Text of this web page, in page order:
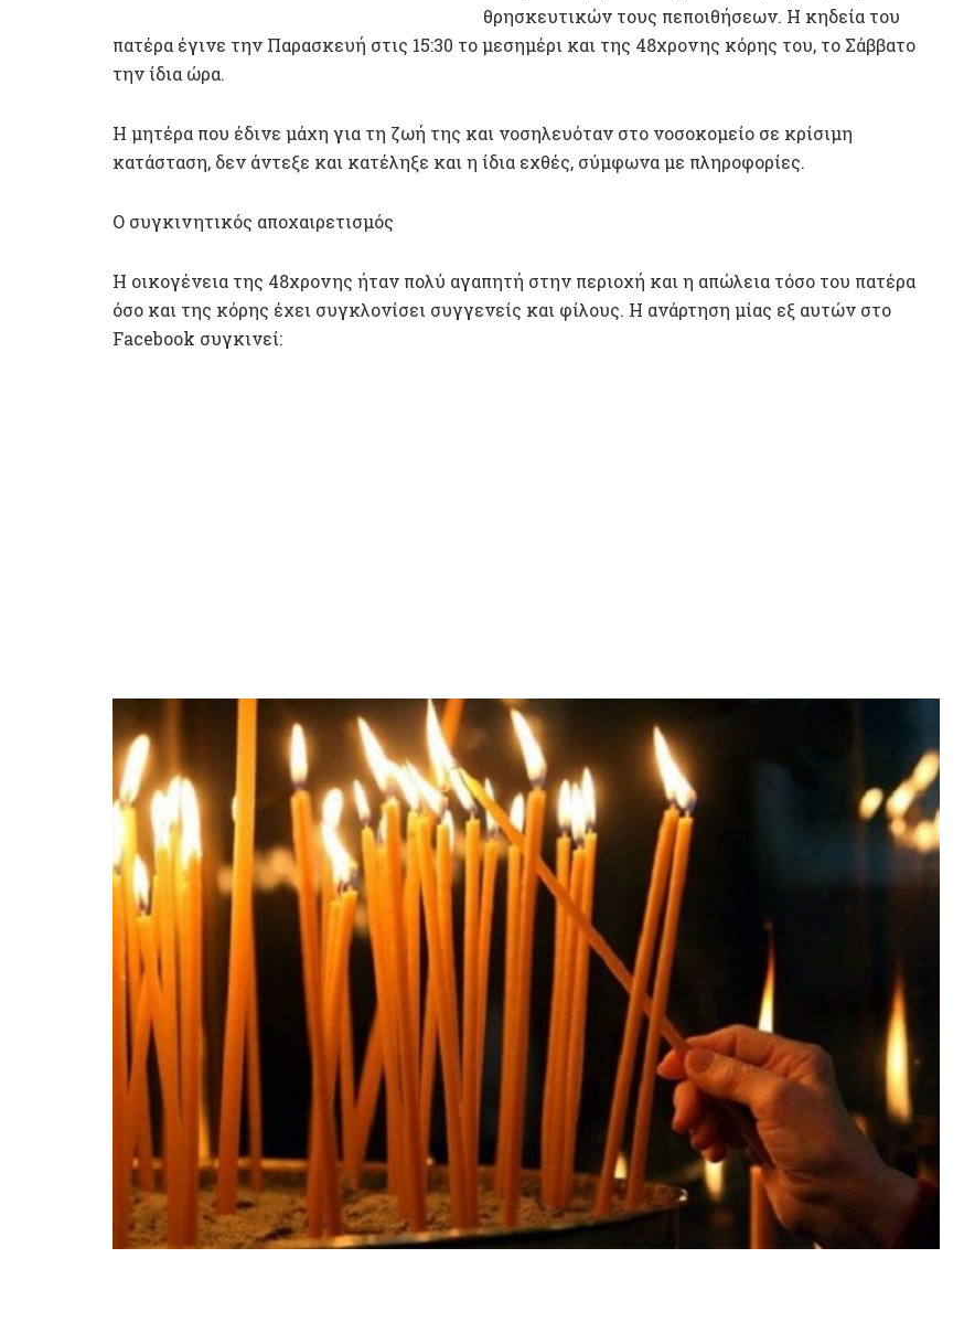
θρησκευτικών τους πεποιθήσεων. Η κηδεία του
πατέρα έγινε την Παρασκευή στις 15:30 το μεσημέρι και της 48χρονης κόρης του, το Σάββατο
την ίδια ώρα.
Η μητέρα που έδινε μάχη για τη ζωή της και νοσηλευόταν στο νοσοκομείο σε κρίσιμη
κατάσταση, δεν άντεξε και κατέληξε και η ίδια εχθές, σύμφωνα με πληροφορίες.
Ο συγκινητικός αποχαιρετισμός
Η οικογένεια της 48χρονης ήταν πολύ αγαπητή στην περιοχή και η απώλεια τόσο του πατέρα
όσο και της κόρης έχει συγκλονίσει συγγενείς και φίλους. Η ανάρτηση μίας εξ αυτών στο
Facebook συγκινεί: